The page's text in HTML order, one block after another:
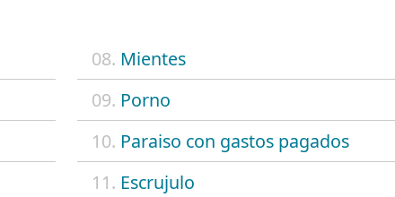
08. Mientes
09. Porno
10. Paraiso con gastos pagados
11. Escrujulo